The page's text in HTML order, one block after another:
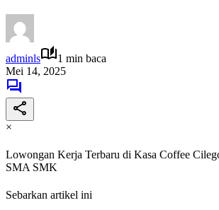
adminls
1 min baca
Mei 14, 2025
×
Lowongan Kerja Terbaru di Kasa Coffee
SMA SMK
Sebarkan artikel ini